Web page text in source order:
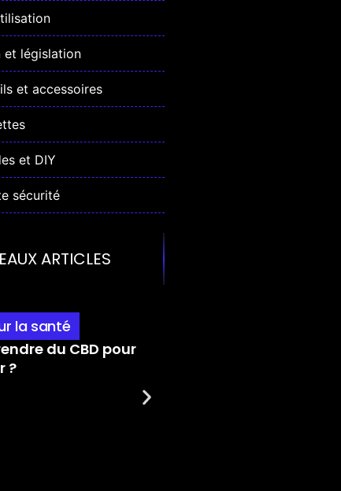
et législation
et accessoires
et DIY
sécurité
ARTICLES
la santé
du CBD pour
?